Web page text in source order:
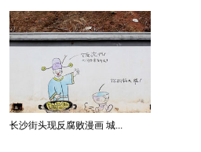
长沙街头现反腐败漫画 城...